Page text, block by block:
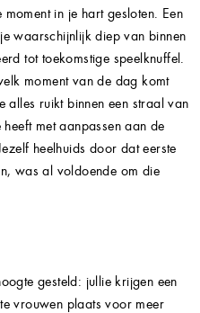
in je hart gesloten. Een
waarschijnlijk diep van binnen
tot toekomstige speelknuffel.
moment van de dag komt
alles ruikt binnen een straal van
met aanpassen aan de
heelhuids door dat eerste
was al voldoende om die
gesteld: jullie krijgen een
vrouwen plaats voor meer